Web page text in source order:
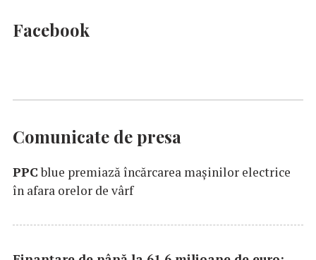
Facebook
Comunicate de presa
PPCblue premiază încărcarea maşinilor electrice
în afara orelor de vârf